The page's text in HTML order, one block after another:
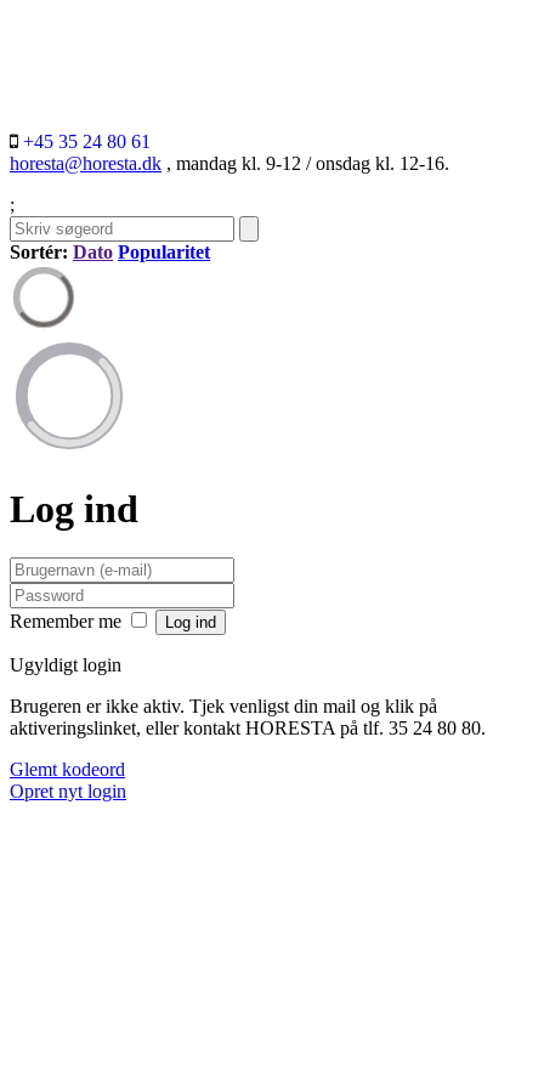
+45 35 24 80 61
horesta@horesta.dk , mandag kl. 9-12 / onsdag kl. 12-16.
;
Sortér: Dato Popularitet
Log ind
Remember me
Ugyldigt login
Brugeren er ikke aktiv. Tjek venligst din mail og klik på
aktiveringslinket, eller kontakt HORESTA på tlf. 35 24 80 80.
Glemt kodeord
Opret nyt login